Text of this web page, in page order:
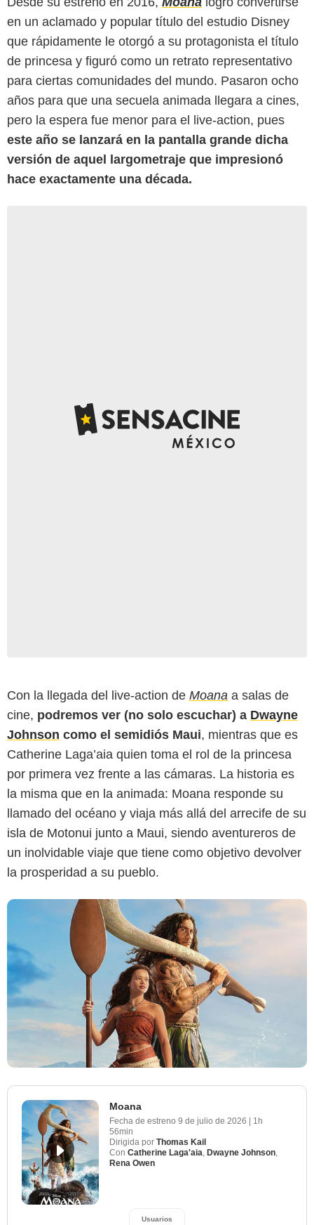
en un aclamado y popular título del estudio Disney
que rápidamente le otorgó a su protagonista el título
de princesa y figuró como un retrato representativo
para ciertas comunidades del mundo. Pasaron ocho
años para que una secuela animada llegara a cines,
pero la espera fue menor para el live-action, pues
este año se lanzará en la pantalla grande dicha
versión de aquel largometraje que impresionó
hace exactamente una década.
Con la llegada del live-action de Moana a salas de
cine, podremos ver (no solo escuchar) a Dwayne
Johnson como el semidiós Maui, mientras que es
Catherine Laga’aia quien toma el rol de la princesa
por primera vez frente a las cámaras. La historia es
la misma que en la animada: Moana responde su
llamado del océano y viaja más allá del arrecife de su
isla de Motonui junto a Maui, siendo aventureros de
un inolvidable viaje que tiene como objetivo devolver
la prosperidad a su pueblo.
Disney
Moana
Fecha de estreno 9 de julio de 2026
1h
56min
Dirigida por Thomas Kail
Con Catherine Laga'aia, Dwayne Johnson,
Rena Owen
Usuarios